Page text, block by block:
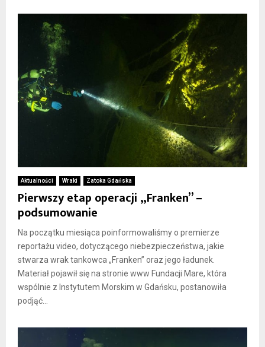
Aktualności Wraki Zatoka Gdańska
Pierwszy etap operacji „Franken” –
podsumowanie
Na początku miesiąca poinformowaliśmy o premierze
reportażu video, dotyczącego niebezpieczeństwa, jakie
stwarza wrak tankowca „Franken” oraz jego ładunek.
Materiał pojawił się na stronie www Fundacji Mare, która
wspólnie z Instytutem Morskim w Gdańsku, postanowiła
podjąć...